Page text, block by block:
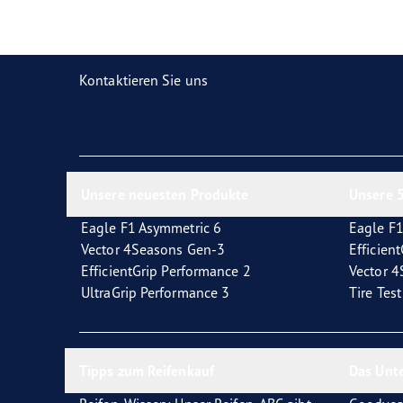
Kontaktieren Sie uns
Eagle F1 Asymmetric 6
Vector 4Seasons Gen-3
EfficientGrip Performance 2
UltraGrip Performance 3
Eagle
Vector
Tire